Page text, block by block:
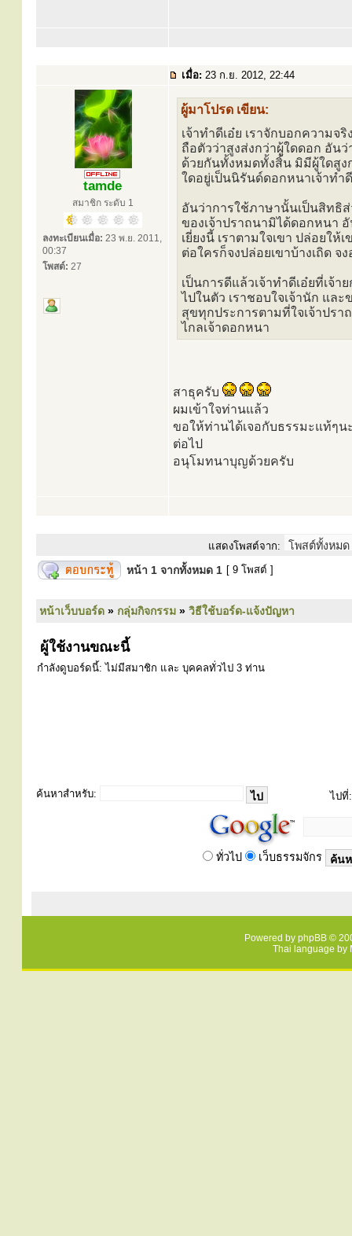
เมื่อ: 23 ก.ย. 2012, 22:44
tamde
สมาชิก ระดับ 1
ลงทะเบียนเมื่อ: 23 พ.ย. 2011,
00:37
โพสต์: 27
ผู้มาโปรด เขียน:
เจ้าทำดีเอ๋ย เราจักบอกความจ
ถือตัวว่าสูงส่งกว่าผู้ใดดอก อัน
ด้วยกันทั้งหมดทั้งสิ้น มิมีผู้ใดสู
ใดอยู่เป็นนิรันด์ดอกหนาเจ้าทำ
อันว่าการใช้ภาษานั้นเป็นสิทธิส่
ของเจ้าปราถนามิได้ดอกหนา
เยี่ยงนี้ เราตามใจเขา ปล่อยใ
ต่อใครก็จงปล่อยเขาบ้างเถิด จ
เป็นการดีแล้วเจ้าทำดีเอ๋ยที่เจ้
ไปในตัว เราชอบใจเจ้านัก แล
สุขทุกประการตามที่ใจเจ้าปรา
ไกลเจ้าดอกหนา
สาธุครับ
ผมเข้าใจท่านแล้ว
ขอให้ท่านได้เจอกับธรรมะแท้ๆน
ต่อไป
อนุโมทนาบุญด้วยครับ
แสดงโพสต์จาก:
หน้า 1 จากทั้งหมด 1 [ 9 โพสต์ ]
หน้าเว็บบอร์ด » กลุ่มกิจกรรม » วิธีใช้บอร์ด-แจ้งปัญหา
ผู้ใช้งานขณะนี้
กำลังดูบอร์ดนี้: ไม่มีสมาชิก และ บุคคลทั่วไป 3 ท่าน
ค้นหาสำหรับ: ไปที่:
ทั่วไป เว็บธรรมจักร
Powered by phpBB ©
Thai language by